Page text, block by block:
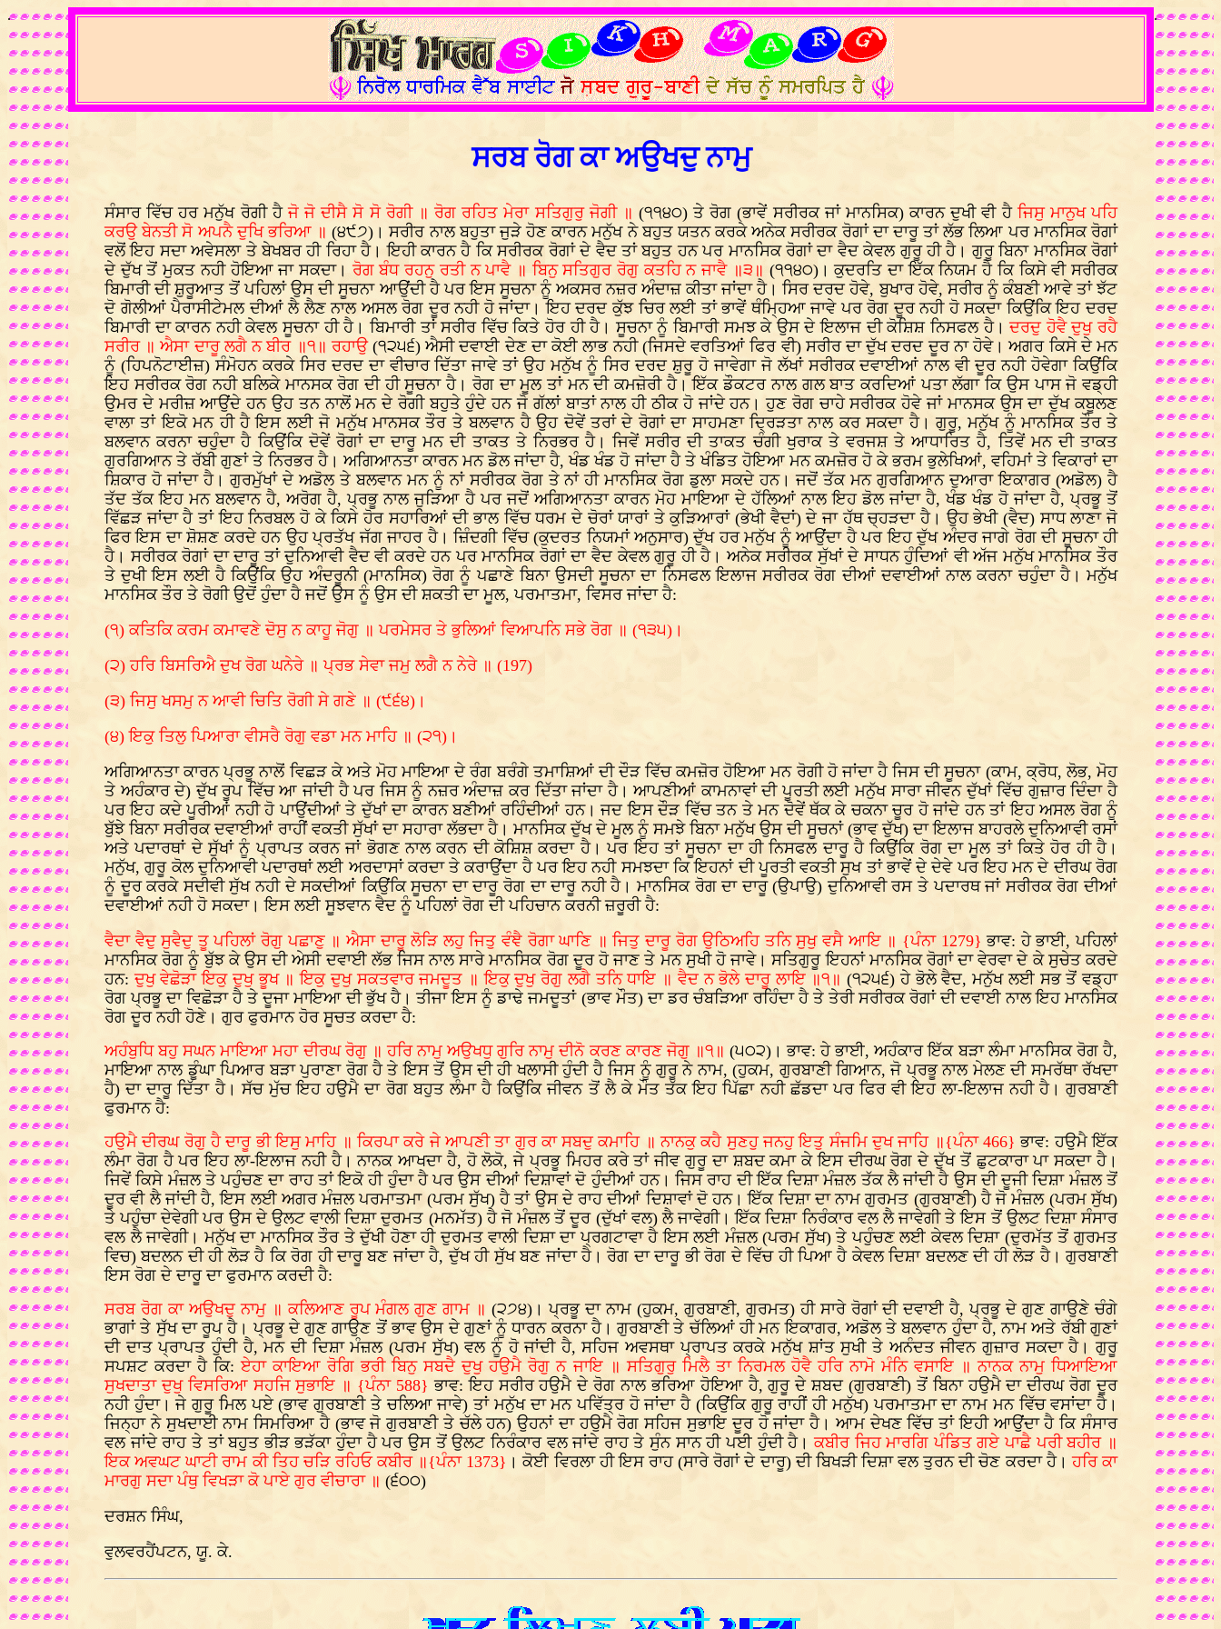
.
ਸਰਬ ਰੋਗ ਕਾ ਅਉਖਦੁ ਨਾਮੁ
ਸੰਸਾਰ ਵਿੱਚ ਹਰ ਮਨੁੱਖ ਰੋਗੀ ਹੈਜੋ ਜੋ ਦੀਸੈ ਸੋ ਸੋ ਰੋਗੀ ॥ ਰੋਗ ਰਹਿਤ ਮੇਰਾ ਸਤਿਗੁਰੁ ਜੋਗੀ ॥ (੧੧੪੦) ਤੇ ਰੋਗ (ਭਾਵੇਂ ਸਰੀਰਕ ਜਾਂ ਮਾਨਸਿਕ) ਕਾਰਨ ਦੁਖੀ ਵੀ ਹੈ ਜਿਸੁ ਮਾਨੁਖ ਪਹਿ
ਕਰਉ ਬੇਨਤੀ ਸੋ ਅਪਨੈ ਦੁਖਿ ਭਰਿਆ ॥ (੪੯੭)। ਸਰੀਰ ਨਾਲ ਬਹੁਤਾ ਜੁੜੇ ਹੋਣ ਕਾਰਨ ਮਨੁੱਖ ਨੇ ਬਹੁਤ ਯਤਨ ਕਰਕੇ ਅਨੇਕ ਸਰੀਰਕ ਰੋਗਾਂ ਦਾ ਦਾਰੂ ਤਾਂ ਲੱਭ ਲਿਆ ਪਰ ਮਾਨਸਿਕ ਰੋਗਾਂ
ਵਲੋਂ ਇਹ ਸਦਾ ਅਵੇਸਲਾ ਤੇ ਬੇਖਬਰ ਹੀ ਰਿਹਾ ਹੈ। ਇਹੀ ਕਾਰਨ ਹੈ ਕਿ ਸਰੀਰਕ ਰੋਗਾਂ ਦੇ ਵੈਦ ਤਾਂ ਬਹੁਤ ਹਨ ਪਰ ਮਾਨਸਿਕ ਰੋਗਾਂ ਦਾ ਵੈਦ ਕੇਵਲ ਗੁਰੂ ਹੀ ਹੈ। ਗੁਰੂ ਬਿਨਾ ਮਾਨਸਿਕ ਰੋਗਾਂ
ਦੇ ਦੁੱਖ ਤੋਂ ਮੁਕਤ ਨਹੀ ਹੋਇਆ ਜਾ ਸਕਦਾ। ਰੋਗ ਬੰਧ ਰਹਨੁ ਰਤੀ ਨ ਪਾਵੈ ॥ ਬਿਨੁ ਸਤਿਗੁਰ ਰੋਗੁ ਕਤਹਿ ਨ ਜਾਵੈ ॥੩॥ (੧੧੪੦)। ਕੁਦਰਤਿ ਦਾ ਇੱਕ ਨਿਯਮ ਹੈ ਕਿ ਕਿਸੇ ਵੀ ਸਰੀਰਕ
ਬਿਮਾਰੀ ਦੀ ਸ਼ੁਰੂਆਤ ਤੋਂ ਪਹਿਲਾਂ ਉਸ ਦੀ ਸੂਚਨਾ ਆਉਂਦੀ ਹੈ ਪਰ ਇਸ ਸੂਚਨਾ ਨੂੰ ਅਕਸਰ ਨਜ਼ਰ ਅੰਦਾਜ਼ ਕੀਤਾ ਜਾਂਦਾ ਹੈ। ਸਿਰ ਦਰਦ ਹੋਵੇ, ਬੁਖਾਰ ਹੋਵੇ, ਸਰੀਰ ਨੂੰ ਕੰਬਣੀ ਆਵੇ ਤਾਂ ਝੱਟ
ਦੋ ਗੋਲੀਆਂ ਪੈਰਾਸੀਟੇਮਲ ਦੀਆਂ ਲੈ ਲੈਣ ਨਾਲ ਅਸਲ ਰੋਗ ਦੂਰ ਨਹੀ ਹੋ ਜਾਂਦਾ। ਇਹ ਦਰਦ ਕੁੱਝ ਚਿਰ ਲਈ ਤਾਂ ਭਾਵੇਂ ਥੰਮ੍ਹਿਆ ਜਾਵੇ ਪਰ ਰੋਗ ਦੂਰ ਨਹੀ ਹੋ ਸਕਦਾ ਕਿਉਂਕਿ ਇਹ ਦਰਦ
ਬਿਮਾਰੀ ਦਾ ਕਾਰਨ ਨਹੀ ਕੇਵਲ ਸੂਚਨਾ ਹੀ ਹੈ। ਬਿਮਾਰੀ ਤਾਂ ਸਰੀਰ ਵਿੱਚ ਕਿਤੇ ਹੋਰ ਹੀ ਹੈ। ਸੂਚਨਾ ਨੂੰ ਬਿਮਾਰੀ ਸਮਝ ਕੇ ਉਸ ਦੇ ਇਲਾਜ ਦੀ ਕੋਸ਼ਿਸ਼ ਨਿਸਫਲ ਹੈ।ਦਰਦੁ ਹੋਵੈ ਦੁਖੁ ਰਹੈ
ਸਰੀਰ ॥ ਐਸਾ ਦਾਰੂ ਲਗੈ ਨ ਬੀਰ ॥੧॥ ਰਹਾਉ(੧੨੫੬) ਐਸੀ ਦਵਾਈ ਦੇਣ ਦਾ ਕੋਈ ਲਾਭ ਨਹੀ (ਜਿਸਦੇ ਵਰਤਿਆਂ ਫਿਰ ਵੀ) ਸਰੀਰ ਦਾ ਦੁੱਖ ਦਰਦ ਦੂਰ ਨਾ ਹੋਵੇ। ਅਗਰ ਕਿਸੇ ਦੇ ਮਨ
ਨੂੰ (ਹਿਪਨੋਟਾਈਜ਼) ਸੰਮੋਹਨ ਕਰਕੇ ਸਿਰ ਦਰਦ ਦਾ ਵੀਚਾਰ ਦਿੱਤਾ ਜਾਵੇ ਤਾਂ ਉਹ ਮਨੁੱਖ ਨੂੰ ਸਿਰ ਦਰਦ ਸ਼ੁਰੂ ਹੋ ਜਾਵੇਗਾ ਜੋ ਲੱਖਾਂ ਸਰੀਰਕ ਦਵਾਈਆਂ ਨਾਲ ਵੀ ਦੂਰ ਨਹੀ ਹੋਵੇਗਾ ਕਿਉਂਕਿ
ਇਹ ਸਰੀਰਕ ਰੋਗ ਨਹੀ ਬਲਿਕੇ ਮਾਨਸਕ ਰੋਗ ਦੀ ਹੀ ਸੂਚਨਾ ਹੈ। ਰੋਗ ਦਾ ਮੂਲ ਤਾਂ ਮਨ ਦੀ ਕਮਜ਼ੋਰੀ ਹੈ। ਇੱਕ ਡੌਕਟਰ ਨਾਲ ਗਲ ਬਾਤ ਕਰਦਿਆਂ ਪਤਾ ਲੱਗਾ ਕਿ ਉਸ ਪਾਸ ਜੋ ਵਡ੍ਹੀ
ਉਮਰ ਦੇ ਮਰੀਜ਼ ਆਉਂਦੇ ਹਨ ਉਹ ਤਨ ਨਾਲੋਂ ਮਨ ਦੇ ਰੋਗੀ ਬਹੁਤੇ ਹੁੰਦੇ ਹਨ ਜੋ ਗੱਲਾਂ ਬਾਤਾਂ ਨਾਲ ਹੀ ਠੀਕ ਹੋ ਜਾਂਦੇ ਹਨ। ਹੁਣ ਰੋਗ ਚਾਹੇ ਸਰੀਰਕ ਹੋਵੇ ਜਾਂ ਮਾਨਸਕ ਉਸ ਦਾ ਦੁੱਖ ਕਬੂਲਣ
ਵਾਲਾ ਤਾਂ ਇਕੋ ਮਨ ਹੀ ਹੈ ਇਸ ਲਈ ਜੋ ਮਨੁੱਖ ਮਾਨਸਕ ਤੌਰ ਤੇ ਬਲਵਾਨ ਹੈ ਉਹ ਦੋਵੇਂ ਤਰਾਂ ਦੇ ਰੋਗਾਂ ਦਾ ਸਾਹਮਣਾ ਦ੍ਰਿੜਤਾ ਨਾਲ ਕਰ ਸਕਦਾ ਹੈ। ਗੁਰੂ, ਮਨੁੱਖ ਨੂੰ ਮਾਨਸਿਕ ਤੌਰ ਤੇ
ਬਲਵਾਨ ਕਰਨਾ ਚਹੁੰਦਾ ਹੈ ਕਿਉਂਕਿ ਦੋਵੇਂ ਰੋਗਾਂ ਦਾ ਦਾਰੂ ਮਨ ਦੀ ਤਾਕਤ ਤੇ ਨਿਰਭਰ ਹੈ। ਜਿਵੇਂ ਸਰੀਰ ਦੀ ਤਾਕਤ ਚੰਗੀ ਖੁਰਾਕ ਤੇ ਵਰਜਸ਼ ਤੇ ਆਧਾਰਿਤ ਹੈ, ਤਿਵੇਂ ਮਨ ਦੀ ਤਾਕਤ
ਗੁਰਗਿਆਨ ਤੇ ਰੱਬੀ ਗੁਣਾਂ ਤੇ ਨਿਰਭਰ ਹੈ। ਅਗਿਆਨਤਾ ਕਾਰਨ ਮਨ ਡੋਲ ਜਾਂਦਾ ਹੈ, ਖੰਡ ਖੰਡ ਹੋ ਜਾਂਦਾ ਹੈ ਤੇ ਖੰਡਿਤ ਹੋਇਆ ਮਨ ਕਮਜ਼ੋਰ ਹੋ ਕੇ ਭਰਮ ਭੁਲੇਖਿਆਂ, ਵਹਿਮਾਂ ਤੇ ਵਿਕਾਰਾਂ ਦਾ
ਸ਼ਿਕਾਰ ਹੋ ਜਾਂਦਾ ਹੈ। ਗੁਰਮੁੱਖਾਂ ਦੇ ਅਡੋਲ ਤੇ ਬਲਵਾਨ ਮਨ ਨੂੰ ਨਾਂ ਸਰੀਰਕ ਰੋਗ ਤੇ ਨਾਂ ਹੀ ਮਾਨਸਿਕ ਰੋਗ ਡੁਲਾ ਸਕਦੇ ਹਨ। ਜਦੋਂ ਤੱਕ ਮਨ ਗੁਰਗਿਆਨ ਦੁਆਰਾ ਇਕਾਗਰ (ਅਡੋਲ) ਹੈ
ਤੱਦ ਤੱਕ ਇਹ ਮਨ ਬਲਵਾਨ ਹੈ, ਅਰੋਗ ਹੈ, ਪ੍ਰਭੂ ਨਾਲ ਜੁੜਿਆ ਹੈ ਪਰ ਜਦੋਂ ਅਗਿਆਨਤਾ ਕਾਰਨ ਮੋਹ ਮਾਇਆ ਦੇ ਹੱਲਿਆਂ ਨਾਲ ਇਹ ਡੋਲ ਜਾਂਦਾ ਹੈ, ਖੰਡ ਖੰਡ ਹੋ ਜਾਂਦਾ ਹੈ, ਪ੍ਰਭੂ ਤੋਂ
ਵਿੱਛੜ ਜਾਂਦਾ ਹੈ ਤਾਂ ਇਹ ਨਿਰਬਲ ਹੋ ਕੇ ਕਿਸੇ ਹੋਰ ਸਹਾਰਿਆਂ ਦੀ ਭਾਲ ਵਿੱਚ ਧਰਮ ਦੇ ਚੋਰਾਂ ਯਾਰਾਂ ਤੇ ਕੁੜਿਆਰਾਂ (ਭੇਖੀ ਵੈਦਾਂ) ਦੇ ਜਾ ਹੱਥ ਚ੍ਹੜਦਾ ਹੈ। ਉਹ ਭੇਖੀ (ਵੈਦ) ਸਾਧ ਲਾਣਾ ਜੋ
ਫਿਰ ਇਸ ਦਾ ਸ਼ੋਸ਼ਣ ਕਰਦੇ ਹਨ ਉਹ ਪ੍ਰਤੱਖ ਜੱਗ ਜਾਹਰ ਹੈ। ਜ਼ਿੰਦਗੀ ਵਿੱਚ (ਕੁਦਰਤ ਨਿਯਮਾਂ ਅਨੁਸਾਰ) ਦੁੱਖ ਹਰ ਮਨੁੱਖ ਨੂੰ ਆਉਂਦਾ ਹੈ ਪਰ ਇਹ ਦੁੱਖ ਅੰਦਰ ਜਾਗੇ ਰੋਗ ਦੀ ਸੂਚਨਾ ਹੀ
ਹੈ। ਸਰੀਰਕ ਰੋਗਾਂ ਦਾ ਦਾਰੂ ਤਾਂ ਦੁਨਿਆਵੀ ਵੈਦ ਵੀ ਕਰਦੇ ਹਨ ਪਰ ਮਾਨਸਿਕ ਰੋਗਾਂ ਦਾ ਵੈਦ ਕੇਵਲ ਗੁਰੂ ਹੀ ਹੈ। ਅਨੇਕ ਸਰੀਰਕ ਸੁੱਖਾਂ ਦੇ ਸਾਧਨ ਹੁੰਦਿਆਂ ਵੀ ਅੱਜ ਮਨੁੱਖ ਮਾਨਸਿਕ ਤੌਰ
ਤੇ ਦੁਖੀ ਇਸ ਲਈ ਹੈ ਕਿਉਂਕਿ ਉਹ ਅੰਦਰੂਨੀ (ਮਾਨਸਿਕ) ਰੋਗ ਨੂੰ ਪਛਾਣੇ ਬਿਨਾ ਉਸਦੀ ਸੂਚਨਾ ਦਾ ਨਿਸਫਲ ਇਲਾਜ ਸਰੀਰਕ ਰੋਗ ਦੀਆਂ ਦਵਾਈਆਂ ਨਾਲ ਕਰਨਾ ਚਹੁੰਦਾ ਹੈ। ਮਨੁੱਖ
ਮਾਨਸਿਕ ਤੌਰ ਤੇ ਰੋਗੀ ਉਦੋਂ ਹੁੰਦਾ ਹੈ ਜਦੋਂ ਉਸ ਨੂੰ ਉਸ ਦੀ ਸ਼ਕਤੀ ਦਾ ਮੂਲ, ਪਰਮਾਤਮਾ, ਵਿਸਰ ਜਾਂਦਾ ਹੈ:
(੧) ਕਤਿਕਿ ਕਰਮ ਕਮਾਵਣੇ ਦੋਸੁ ਨ ਕਾਹੂ ਜੋਗੁ ॥ ਪਰਮੇਸਰ ਤੇ ਭੁਲਿਆਂ ਵਿਆਪਨਿ ਸਭੇ ਰੋਗ ॥ (੧੩੫)।
(੨) ਹਰਿ ਬਿਸਰਿਐ ਦੁਖ ਰੋਗ ਘਨੇਰੇ ॥ ਪ੍ਰਭ ਸੇਵਾ ਜਮੁ ਲਗੈ ਨ ਨੇਰੇ ॥ (197)
(੩) ਜਿਸੁ ਖਸਮੁ ਨ ਆਵੀ ਚਿਤਿ ਰੋਗੀ ਸੇ ਗਣੇ ॥ (੯੬੪)।
(੪) ਇਕੁ ਤਿਲੁ ਪਿਆਰਾ ਵੀਸਰੈ ਰੋਗੁ ਵਡਾ ਮਨ ਮਾਹਿ ॥ (੨੧)।
ਅਗਿਆਨਤਾ ਕਾਰਨ ਪ੍ਰਭੂ ਨਾਲੋਂ ਵਿਛੜ ਕੇ ਅਤੇ ਮੋਹ ਮਾਇਆ ਦੇ ਰੰਗ ਬਰੰਗੇ ਤਮਾਸ਼ਿਆਂ ਦੀ ਦੌੜ ਵਿੱਚ ਕਮਜ਼ੋਰ ਹੋਇਆ ਮਨ ਰੋਗੀ ਹੋ ਜਾਂਦਾ ਹੈ ਜਿਸ ਦੀ ਸੂਚਨਾ (ਕਾਮ, ਕ੍ਰੋਧ, ਲੋਭ, ਮੋਹ
ਤੇ ਅਹੰਕਾਰ ਦੇ) ਦੁੱਖ ਰੂਪ ਵਿੱਚ ਆ ਜਾਂਦੀ ਹੈ ਪਰ ਜਿਸ ਨੂੰ ਨਜ਼ਰ ਅੰਦਾਜ਼ ਕਰ ਦਿੱਤਾ ਜਾਂਦਾ ਹੈ। ਆਪਣੀਆਂ ਕਾਮਨਾਵਾਂ ਦੀ ਪੂਰਤੀ ਲਈ ਮਨੁੱਖ ਸਾਰਾ ਜੀਵਨ ਦੁੱਖਾਂ ਵਿੱਚ ਗੁਜ਼ਾਰ ਦਿੰਦਾ ਹੈ
ਪਰ ਇਹ ਕਦੇ ਪੂਰੀਆਂ ਨਹੀ ਹੋ ਪਾਉਂਦੀਆਂ ਤੇ ਦੁੱਖਾਂ ਦਾ ਕਾਰਨ ਬਣੀਆਂ ਰਹਿੰਦੀਆਂ ਹਨ। ਜਦ ਇਸ ਦੌੜ ਵਿੱਚ ਤਨ ਤੇ ਮਨ ਦੋਵੇਂ ਥੱਕ ਕੇ ਚਕਨਾ ਚੂਰ ਹੋ ਜਾਂਦੇ ਹਨ ਤਾਂ ਇਹ ਅਸਲ ਰੋਗ ਨੂੰ
ਬੁੱਝੇ ਬਿਨਾ ਸਰੀਰਕ ਦਵਾਈਆਂ ਰਾਹੀਂ ਵਕਤੀ ਸੁੱਖਾਂ ਦਾ ਸਹਾਰਾ ਲੱਭਦਾ ਹੈ। ਮਾਨਸਿਕ ਦੁੱਖ ਦੇ ਮੂਲ ਨੂੰ ਸਮਝੇ ਬਿਨਾ ਮਨੁੱਖ ਉਸ ਦੀ ਸੂਚਨਾਂ (ਭਾਵ ਦੁੱਖ) ਦਾ ਇਲਾਜ ਬਾਹਰਲੇ ਦੁਨਿਆਵੀ ਰਸਾਂ
ਅਤੇ ਪਦਾਰਥਾਂ ਦੇ ਸੁੱਖਾਂ ਨੂੰ ਪ੍ਰਾਪਤ ਕਰਨ ਜਾਂ ਭੋਗਣ ਨਾਲ ਕਰਨ ਦੀ ਕੋਸ਼ਿਸ਼ ਕਰਦਾ ਹੈ। ਪਰ ਇਹ ਤਾਂ ਸੂਚਨਾ ਦਾ ਹੀ ਨਿਸਫਲ ਦਾਰੂ ਹੈ ਕਿਉਂਕਿ ਰੋਗ ਦਾ ਮੂਲ ਤਾਂ ਕਿਤੇ ਹੋਰ ਹੀ ਹੈ।
ਮਨੁੱਖ, ਗੁਰੂ ਕੋਲ ਦੁਨਿਆਵੀ ਪਦਾਰਥਾਂ ਲਈ ਅਰਦਾਸਾਂ ਕਰਦਾ ਤੇ ਕਰਾਉਂਦਾ ਹੈ ਪਰ ਇਹ ਨਹੀ ਸਮਝਦਾ ਕਿ ਇਹਨਾਂ ਦੀ ਪੂਰਤੀ ਵਕਤੀ ਸੁਖ ਤਾਂ ਭਾਵੇਂ ਦੇ ਦੇਵੇ ਪਰ ਇਹ ਮਨ ਦੇ ਦੀਰਘ ਰੋਗ
ਨੂੰ ਦੂਰ ਕਰਕੇ ਸਦੀਵੀ ਸੁੱਖ ਨਹੀ ਦੇ ਸਕਦੀਆਂ ਕਿਉਂਕਿ ਸੂਚਨਾ ਦਾ ਦਾਰੂ ਰੋਗ ਦਾ ਦਾਰੂ ਨਹੀ ਹੈ। ਮਾਨਸਿਕ ਰੋਗ ਦਾ ਦਾਰੂ (ਉਪਾਉ) ਦੁਨਿਆਵੀ ਰਸ ਤੇ ਪਦਾਰਥ ਜਾਂ ਸਰੀਰਕ ਰੋਗ ਦੀਆਂ
ਦਵਾਈਆਂ ਨਹੀ ਹੋ ਸਕਦਾ। ਇਸ ਲਈ ਸੂਝਵਾਨ ਵੈਦ ਨੂੰ ਪਹਿਲਾਂ ਰੋਗ ਦੀ ਪਹਿਚਾਨ ਕਰਨੀ ਜ਼ਰੂਰੀ ਹੈ:
ਵੈਦਾ ਵੈਦੁ ਸੁਵੈਦੁ ਤੂ ਪਹਿਲਾਂ ਰੋਗੁ ਪਛਾਣੁ ॥ ਐਸਾ ਦਾਰੂ ਲੋੜਿ ਲਹੁ ਜਿਤੁ ਵੰਞੈ ਰੋਗਾ ਘਾਣਿ ॥ ਜਿਤੁ ਦਾਰੂ ਰੋਗ ਉਠਿਅਹਿ ਤਨਿ ਸੁਖੁ ਵਸੈ ਆਇ ॥ {ਪੰਨਾ 1279} ਭਾਵ: ਹੇ ਭਾਈ, ਪਹਿਲਾਂ
ਮਾਨਸਿਕ ਰੋਗ ਨੂੰ ਬੁੱਝ ਕੇ ਉਸ ਦੀ ਅੇਸੀ ਦਵਾਈ ਲੱਭ ਜਿਸ ਨਾਲ ਸਾਰੇ ਮਾਨਸਿਕ ਰੋਗ ਦੂਰ ਹੋ ਜਾਣ ਤੇ ਮਨ ਸੁਖੀ ਹੋ ਜਾਵੇ। ਸਤਿਗੁਰੂ ਇਹਨਾਂ ਮਾਨਸਿਕ ਰੋਗਾਂ ਦਾ ਵੇਰਵਾ ਦੇ ਕੇ ਸੁਚੇਤ ਕਰਦੇ
ਹਨ:ਦੁਖੁ ਵੇਛੋੜਾ ਇਕੁ ਦੁਖੁ ਭੂਖ ॥ ਇਕੁ ਦੁਖੁ ਸਕਤਵਾਰ ਜਮਦੂਤ ॥ ਇਕੁ ਦੁਖੁ ਰੋਗੁ ਲਗੈ ਤਨਿ ਧਾਇ ॥ ਵੈਦ ਨ ਭੋਲੇ ਦਾਰੂ ਲਾਇ ॥੧॥ (੧੨੫੬) ਹੇ ਭੋਲੇ ਵੈਦ, ਮਨੁੱਖ ਲਈ ਸਭ ਤੋਂ ਵਡ੍ਹਾ
ਰੋਗ ਪ੍ਰਭੂ ਦਾ ਵਿਛੋੜਾ ਹੈ ਤੇ ਦੂਜਾ ਮਾਇਆ ਦੀ ਭੁੱਖ ਹੈ। ਤੀਜਾ ਇਸ ਨੂੰ ਡਾਢੇ ਜਮਦੂਤਾਂ (ਭਾਵ ਮੌਤ) ਦਾ ਡਰ ਚੰਬੜਿਆ ਰਹਿੰਦਾ ਹੈ ਤੇ ਤੇਰੀ ਸਰੀਰਕ ਰੋਗਾਂ ਦੀ ਦਵਾਈ ਨਾਲ ਇਹ ਮਾਨਸਿਕ
ਰੋਗ ਦੂਰ ਨਹੀ ਹੋਣੇ। ਗੁਰ ਫੁਰਮਾਨ ਹੋਰ ਸੂਚਤ ਕਰਦਾ ਹੈ:
ਅਹੰਬੁਧਿ ਬਹੁ ਸਘਨ ਮਾਇਆ ਮਹਾ ਦੀਰਘ ਰੋਗੁ ॥ ਹਰਿ ਨਾਮੁ ਅਉਖਧੁ ਗੁਰਿ ਨਾਮੁ ਦੀਨੋ ਕਰਣ ਕਾਰਣ ਜੋਗੁ ॥੧॥ (੫੦੨)। ਭਾਵ: ਹੇ ਭਾਈ, ਅਹੰਕਾਰ ਇੱਕ ਬੜਾ ਲੰਮਾ ਮਾਨਸਿਕ ਰੋਗ ਹੈ,
ਮਾਇਆ ਨਾਲ ਡੂੰਘਾ ਪਿਆਰ ਬੜਾ ਪੁਰਾਣਾ ਰੋਗ ਹੈ ਤੇ ਇਸ ਤੋਂ ਉਸ ਦੀ ਹੀ ਖਲਾਸੀ ਹੁੰਦੀ ਹੈ ਜਿਸ ਨੂੰ ਗੁਰੂ ਨੇ ਨਾਮ, (ਹੁਕਮ, ਗੁਰਬਾਣੀ ਗਿਆਨ, ਜੋ ਪ੍ਰਭੂ ਨਾਲ ਮੇਲਣ ਦੀ ਸਮਰੱਥਾ ਰੱਖਦਾ
ਹੈ) ਦਾ ਦਾਰੂ ਦਿੱਤਾ ਹੈ। ਸੱਚ ਮੁੱਚ ਇਹ ਹਉਮੈ ਦਾ ਰੋਗ ਬਹੁਤ ਲੰਮਾ ਹੈ ਕਿਉਂਕਿ ਜੀਵਨ ਤੋਂ ਲੈ ਕੇ ਮੌਤ ਤੱਕ ਇਹ ਪਿੱਛਾ ਨਹੀ ਛੱਡਦਾ ਪਰ ਫਿਰ ਵੀ ਇਹ ਲਾ-ਇਲਾਜ ਨਹੀ ਹੈ। ਗੁਰਬਾਣੀ
ਫੁਰਮਾਨ ਹੈ:
ਹਉਮੈ ਦੀਰਘ ਰੋਗੁ ਹੈ ਦਾਰੂ ਭੀ ਇਸੁ ਮਾਹਿ ॥ ਕਿਰਪਾ ਕਰੇ ਜੇ ਆਪਣੀ ਤਾ ਗੁਰ ਕਾ ਸਬਦੁ ਕਮਾਹਿ ॥ ਨਾਨਕੁ ਕਹੈ ਸੁਣਹੁ ਜਨਹੁ ਇਤੁ ਸੰਜਮਿ ਦੁਖ ਜਾਹਿ ॥{ਪੰਨਾ 466} ਭਾਵ: ਹਉਮੈ ਇੱਕ
ਲੰਮਾ ਰੋਗ ਹੈ ਪਰ ਇਹ ਲਾ-ਇਲਾਜ ਨਹੀ ਹੈ। ਨਾਨਕ ਆਖਦਾ ਹੈ, ਹੋ ਲੋਕੋ, ਜੇ ਪ੍ਰਭੂ ਮਿਹਰ ਕਰੇ ਤਾਂ ਜੀਵ ਗੁਰੂ ਦਾ ਸ਼ਬਦ ਕਮਾ ਕੇ ਇਸ ਦੀਰਘ ਰੋਗ ਦੇ ਦੁੱਖ ਤੋਂ ਛੁਟਕਾਰਾ ਪਾ ਸਕਦਾ ਹੈ।
ਜਿਵੇਂ ਕਿਸੇ ਮੰਜ਼ਲ ਤੇ ਪਹੁੰਚਣ ਦਾ ਰਾਹ ਤਾਂ ਇਕੋ ਹੀ ਹੁੰਦਾ ਹੈ ਪਰ ਉਸ ਦੀਆਂ ਦਿਸ਼ਾਵਾਂ ਦੋ ਹੁੰਦੀਆਂ ਹਨ। ਜਿਸ ਰਾਹ ਦੀ ਇੱਕ ਦਿਸ਼ਾ ਮੰਜ਼ਲ ਤੱਕ ਲੈ ਜਾਂਦੀ ਹੈ ਉਸ ਦੀ ਦੂਜੀ ਦਿਸ਼ਾ ਮੰਜ਼ਲ ਤੋਂ
ਦੂਰ ਵੀ ਲੈ ਜਾਂਦੀ ਹੈ, ਇਸ ਲਈ ਅਗਰ ਮੰਜ਼ਲ ਪਰਮਾਤਮਾ (ਪਰਮ ਸੁੱਖ) ਹੈ ਤਾਂ ਉਸ ਦੇ ਰਾਹ ਦੀਆਂ ਦਿਸ਼ਾਵਾਂ ਦੋ ਹਨ। ਇੱਕ ਦਿਸ਼ਾ ਦਾ ਨਾਮ ਗੁਰਮਤ (ਗੁਰਬਾਣੀ) ਹੈ ਜੋ ਮੰਜ਼ਲ (ਪਰਮ ਸੁੱਖ)
ਤੇ ਪਹੁੰਚਾ ਦੇਵੇਗੀ ਪਰ ਉਸ ਦੇ ਉਲਟ ਵਾਲੀ ਦਿਸ਼ਾ ਦੁਰਮਤ (ਮਨਮੱਤ) ਹੈ ਜੋ ਮੰਜ਼ਲ ਤੋਂ ਦੂਰ (ਦੁੱਖਾਂ ਵਲ) ਲੈ ਜਾਵੇਗੀ। ਇੱਕ ਦਿਸ਼ਾ ਨਿਰੰਕਾਰ ਵਲ ਲੈ ਜਾਵੇਗੀ ਤੇ ਇਸ ਤੋਂ ਉਲਟ ਦਿਸ਼ਾ ਸੰਸਾਰ
ਵਲ ਲੈ ਜਾਵੇਗੀ। ਮਨੁੱਖ ਦਾ ਮਾਨਸਿਕ ਤੌਰ ਤੇ ਦੁੱਖੀ ਹੋਣਾ ਹੀ ਦੁਰਮਤ ਵਾਲੀ ਦਿਸ਼ਾ ਦਾ ਪ੍ਰਗਟਾਵਾ ਹੈ ਇਸ ਲਈ ਮੰਜ਼ਲ (ਪਰਮ ਸੁੱਖ) ਤੇ ਪਹੁੰਚਣ ਲਈ ਕੇਵਲ ਦਿਸ਼ਾ (ਦੁਰਮੱਤ ਤੋਂ ਗੁਰਮਤ
ਵਿਚ) ਬਦਲਨ ਦੀ ਹੀ ਲੋੜ ਹੈ ਕਿ ਰੋਗ ਹੀ ਦਾਰੂ ਬਣ ਜਾਂਦਾ ਹੈ, ਦੁੱਖ ਹੀ ਸੁੱਖ ਬਣ ਜਾਂਦਾ ਹੈ। ਰੋਗ ਦਾ ਦਾਰੂ ਭੀ ਰੋਗ ਦੇ ਵਿੱਚ ਹੀ ਪਿਆ ਹੈ ਕੇਵਲ ਦਿਸ਼ਾ ਬਦਲਣ ਦੀ ਹੀ ਲੋੜ ਹੈ। ਗੁਰਬਾਣੀ
ਇਸ ਰੋਗ ਦੇ ਦਾਰੂ ਦਾ ਫੁਰਮਾਨ ਕਰਦੀ ਹੈ:
ਸਰਬ ਰੋਗ ਕਾ ਅਉਖਦੁ ਨਾਮੁ ॥ ਕਲਿਆਣ ਰੂਪ ਮੰਗਲ ਗੁਣ ਗਾਮ ॥ (੨੭੪)। ਪ੍ਰਭੂ ਦਾ ਨਾਮ (ਹੁਕਮ, ਗੁਰਬਾਣੀ, ਗੁਰਮਤ) ਹੀ ਸਾਰੇ ਰੋਗਾਂ ਦੀ ਦਵਾਈ ਹੈ, ਪ੍ਰਭੂ ਦੇ ਗੁਣ ਗਾਉਣੇ ਚੰਗੇ
ਭਾਗਾਂ ਤੇ ਸੁੱਖ ਦਾ ਰੂਪ ਹੈ। ਪ੍ਰਭੂ ਦੇ ਗੁਣ ਗਾਉਣ ਤੋਂ ਭਾਵ ਉਸ ਦੇ ਗੁਣਾਂ ਨੂੰ ਧਾਰਨ ਕਰਨਾ ਹੈ। ਗੁਰਬਾਣੀ ਤੇ ਚੱਲਿਆਂ ਹੀ ਮਨ ਇਕਾਗਰ, ਅਡੋਲ ਤੇ ਬਲਵਾਨ ਹੁੰਦਾ ਹੈ, ਨਾਮ ਅਤੇ ਰੱਬੀ ਗੁਣਾਂ
ਦੀ ਦਾਤ ਪ੍ਰਾਪਤ ਹੁੰਦੀ ਹੈ, ਮਨ ਦੀ ਦਿਸ਼ਾ ਮੰਜ਼ਲ (ਪਰਮ ਸੁੱਖ) ਵਲ ਨੂੰ ਹੋ ਜਾਂਦੀ ਹੈ, ਸਹਿਜ ਅਵਸਥਾ ਪ੍ਰਾਪਤ ਕਰਕੇ ਮਨੁੱਖ ਸ਼ਾਂਤ ਸੁਖੀ ਤੇ ਅਨੰਦਤ ਜੀਵਨ ਗੁਜ਼ਾਰ ਸਕਦਾ ਹੈ। ਗੁਰੂ
ਸਪਸ਼ਟ ਕਰਦਾ ਹੈ ਕਿ:ਏਹਾ ਕਾਇਆ ਰੋਗਿ ਭਰੀ ਬਿਨੁ ਸਬਦੈ ਦੁਖੁ ਹਉਮੈ ਰੋਗੁ ਨ ਜਾਇ ॥ ਸਤਿਗੁਰੁ ਮਿਲੈ ਤਾ ਨਿਰਮਲ ਹੋਵੈ ਹਰਿ ਨਾਮੋ ਮੰਨਿ ਵਸਾਇ ॥ ਨਾਨਕ ਨਾਮੁ ਧਿਆਇਆ
ਸੁਖਦਾਤਾ ਦੁਖੁ ਵਿਸਰਿਆ ਸਹਜਿ ਸੁਭਾਇ ॥ {ਪੰਨਾ 588} ਭਾਵ: ਇਹ ਸਰੀਰ ਹਉਮੈ ਦੇ ਰੋਗ ਨਾਲ ਭਰਿਆ ਹੋਇਆ ਹੈ, ਗੁਰੂ ਦੇ ਸ਼ਬਦ (ਗੁਰਬਾਣੀ) ਤੋਂ ਬਿਨਾ ਹਉਮੈ ਦਾ ਦੀਰਘ ਰੋਗ ਦੂਰ
ਨਹੀ ਹੁੰਦਾ। ਜੇ ਗੁਰੂ ਮਿਲ ਪਏ (ਭਾਵ ਗੁਰਬਾਣੀ ਤੇ ਚਲਿਆ ਜਾਵੇ) ਤਾਂ ਮਨੁੱਖ ਦਾ ਮਨ ਪਵਿੱਤ੍ਰ ਹੋ ਜਾਂਦਾ ਹੈ (ਕਿਉਂਕਿ ਗੁਰੂ ਰਾਹੀਂ ਹੀ ਮਨੁੱਖ) ਪਰਮਾਤਮਾ ਦਾ ਨਾਮ ਮਨ ਵਿੱਚ ਵਸਾਂਦਾ ਹੈ।
ਜਿਨ੍ਹਾ ਨੇ ਸੁਖਦਾਈ ਨਾਮ ਸਿਮਰਿਆ ਹੈ (ਭਾਵ ਜੋ ਗੁਰਬਾਣੀ ਤੇ ਚੱਲੇ ਹਨ) ਉਹਨਾਂ ਦਾ ਹਉਮੈ ਰੋਗ ਸਹਿਜ ਸੁਭਾਇ ਦੂਰ ਹੋ ਜਾਂਦਾ ਹੈ। ਆਮ ਦੇਖਣ ਵਿੱਚ ਤਾਂ ਇਹੀ ਆਉਂਦਾ ਹੈ ਕਿ ਸੰਸਾਰ
ਵਲ ਜਾਂਦੇ ਰਾਹ ਤੇ ਤਾਂ ਬਹੁਤ ਭੀੜ ਭੜੱਕਾ ਹੁੰਦਾ ਹੈ ਪਰ ਉਸ ਤੋਂ ਉਲਟ ਨਿਰੰਕਾਰ ਵਲ ਜਾਂਦੇ ਰਾਹ ਤੇ ਸੁੰਨ ਸਾਨ ਹੀ ਪਈ ਹੁੰਦੀ ਹੈ।ਕਬੀਰ ਜਿਹ ਮਾਰਗਿ ਪੰਡਿਤ ਗਏ ਪਾਛੈ ਪਰੀ ਬਹੀਰ ॥
ਇਕ ਅਵਘਟ ਘਾਟੀ ਰਾਮ ਕੀ ਤਿਹ ਚੜਿ ਰਹਿਓ ਕਬੀਰ ॥{ਪੰਨਾ 1373} । ਕੋਈ ਵਿਰਲਾ ਹੀ ਇਸ ਰਾਹ (ਸਾਰੇ ਰੋਗਾਂ ਦੇ ਦਾਰੂ) ਦੀ ਬਿਖੜੀ ਦਿਸ਼ਾ ਵਲ ਤੁਰਨ ਦੀ ਚੋਣ ਕਰਦਾ ਹੈ।ਹਰਿ ਕਾ
ਮਾਰਗੁ ਸਦਾ ਪੰਥੁ ਵਿਖੜਾ ਕੋ ਪਾਏ ਗੁਰ ਵੀਚਾਰਾ ॥ (੬੦੦)
ਦਰਸ਼ਨ ਸਿੰਘ,
ਵੁਲਵਰਹੈਂਪਟਨ, ਯੂ. ਕੇ.
.